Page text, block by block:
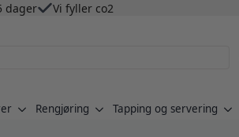
dager Vi fyller co2
Rengjøring Tapping og servering